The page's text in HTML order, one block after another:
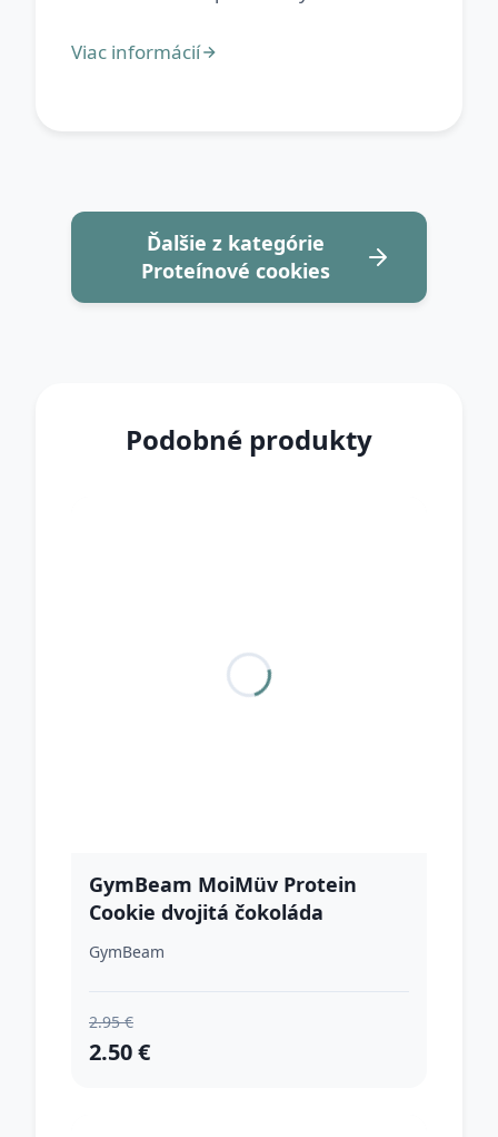
Ďalšie z kategórie
Proteínové cookies
Podobné produkty
GymBeam MoiMüv Protein
Cookie dvojitá čokoláda
GymBeam
2.95 €
2.50 €